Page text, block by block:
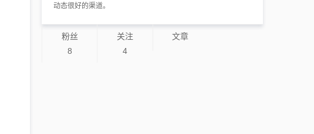
动态很好的渠道。
粉丝
8
关注
4
文章